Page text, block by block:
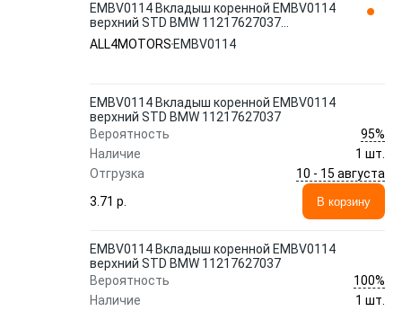
EMBV0114 Вкладыш коренной EMBV0114
верхний STD BMW 11217627037
ALL4MOTORS
ALL4MOTORS EMBV0114
EMBV0114 Вкладыш коренной EMBV0114
верхний STD BMW 11217627037
Вероятность
95%
Наличие
1 шт.
Отгрузка
10 - 15 августа
3.71 p.
В корзину
EMBV0114 Вкладыш коренной EMBV0114
верхний STD BMW 11217627037
Вероятность
100%
Наличие
1 шт.